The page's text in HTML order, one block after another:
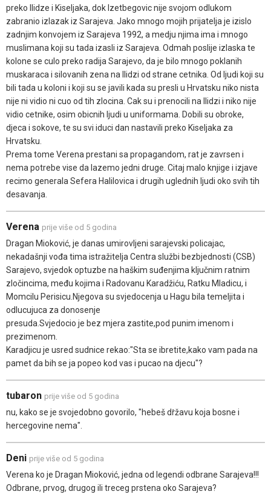
preko Ilidze i Kiseljaka, dok Izetbegovic nije svojom odlukom
zabranio izlazak iz Sarajeva. Jako mnogo mojih prijatelja je izislo
zadnjim konvojem iz Sarajeva 1992, a medju njima ima i mnogo
muslimana koji su tada izasli iz Sarajeva. Odmah poslije izlaska te
kolone se culo preko radija Sarajevo, da je bilo mnogo poklanih
muskaraca i silovanih zena na Ilidzi od strane cetnika. Od ljudi koji su
bili tada u koloni i koji su se javili kada su presli u Hrvatsku niko nista
nije ni vidio ni cuo od tih zlocina. Cak su i prenocili na Ilidzi i niko nije
vidio cetnike, osim obicnih ljudi u uniformama. Dobili su obroke,
djeca i sokove, te su svi iduci dan nastavili preko Kiseljaka za
Hrvatsku.
Prema tome Verena prestani sa propagandom, rat je zavrsen i
nema potrebe vise da lazemo jedni druge. Citaj malo knjige i izjave
recimo generala Sefera Halilovica i drugih uglednih ljudi oko svih tih
desavanja.
Verena prije više od 5 godina
Dragan Mioković, je danas umirovljeni sarajevski policajac,
nekadašnji vođa tima istražitelja Centra službi bezbjednosti (CSB)
Sarajevo, svjedok optuzbe na haškim suđenjima ključnim ratnim
zločincima, među kojima i Radovanu Karadžiću, Ratku Mladicu, i
Momcilu Perisicu.Njegova su svjedocenja u Hagu bila temeljita i
odlucujuca za donosenje
presuda.Svjedocio je bez mjera zastite,pod punim imenom i
prezimenom.
Karadjicu je usred sudnice rekao:"Sta se ibretite,kako vam pada na
pamet da bih se ja popeo kod vas i pucao na djecu"?
tubaron prije više od 5 godina
nu, kako se je svojedobno govorilo, "hebeš dṙžavu koja bosne i
hercegovine nema".
Deni prije više od 5 godina
Verena ko je Dragan Mioković, jedna od legendi odbrane Sarajeva!!!
Odbrane, prvog, drugog ili treceg prstena oko Sarajeva?